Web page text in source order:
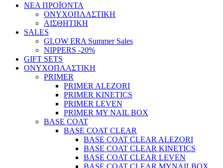
ΝΕΑ ΠΡΟΪΟΝΤΑ
ΟΝΥΧΟΠΛΑΣΤΙΚΗ
ΑΙΣΘΗΤΙΚΗ
SALES
GLOW ERA Summer Sales
NIPPERS -20%
GIFT SETS
ΟΝΥΧΟΠΛΑΣΤΙΚΗ
PRIMER
PRIMER ALEZORI
PRIMER KINETICS
PRIMER LEVEN
PRIMER MY NAIL BOX
BASE COAT
BASE COAT CLEAR
BASE COAT CLEAR ALEZORI
BASE COAT CLEAR KINETICS
BASE COAT CLEAR LEVEN
BASE COAT CLEAR MYNAILBOX